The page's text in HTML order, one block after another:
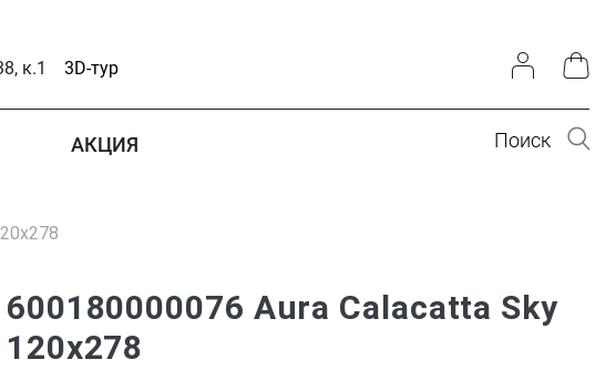
к.1 3D-тур
АКЦИЯ Поиск
600180000076 Aura Calacatta Sky
120x278